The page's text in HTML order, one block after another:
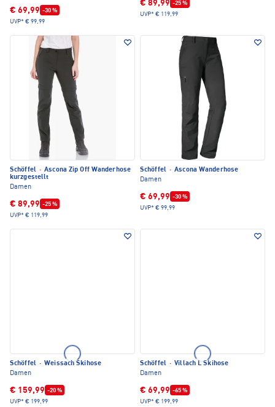
€ 69,99 -30 %
UVP* € 99,99
€ 89,99 -25 %
UVP* € 119,99
Schöffel · Ascona Zip Off Wanderhose
kurzgestellt
Damen
€ 89,99 -25 %
UVP* € 119,99
Schöffel · Ascona Wanderhose
Damen
€ 69,99 -30 %
UVP* € 99,99
Schöffel · Weissach Skihose
Damen
€ 159,99 -20 %
UVP* € 199,99
Schöffel · Villach L Skihose
Damen
€ 69,99 -65 %
UVP* € 199,99